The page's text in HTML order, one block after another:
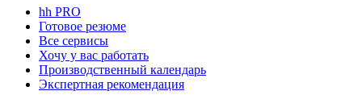
hh PRO
Готовое резюме
Все сервисы
Хочу у вас работать
Производственный календарь
Экспертная рекомендация